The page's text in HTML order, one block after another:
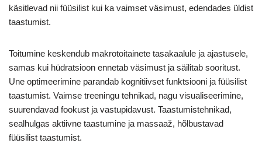
käsitlevad nii füüsilist kui ka vaimset väsimust, edendades üldist
taastumist.
Toitumine keskendub makrotoitainete tasakaalule ja ajastusele,
samas kui hüdratsioon ennetab väsimust ja säilitab sooritust.
Une optimeerimine parandab kognitiivset funktsiooni ja füüsilist
taastumist. Vaimse treeningu tehnikad, nagu visualiseerimine,
suurendavad fookust ja vastupidavust. Taastumistehnikad,
sealhulgas aktiivne taastumine ja massaaž, hõlbustavad
füüsilist taastumist.